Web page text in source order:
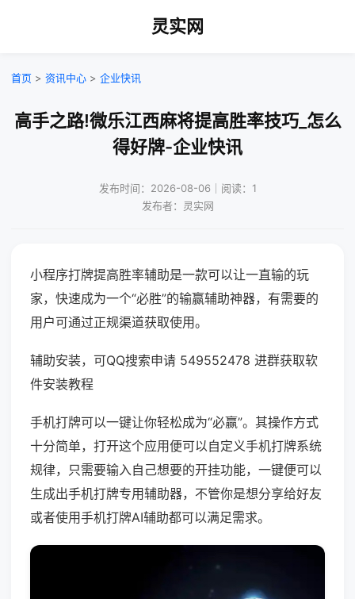
灵实网
首页 > 资讯中心 > 企业快讯
高手之路!微乐江西麻将提高胜率技巧_怎么
得好牌-企业快讯
发布时间：2026-08-06｜阅读：1
发布者：灵实网
小程序打牌提高胜率辅助是一款可以让一直输的玩
家，快速成为一个“必胜”的输赢辅助神器，有需要的
用户可通过正规渠道获取使用。
辅助安装，可QQ搜索申请 549552478 进群获取软
件安装教程
手机打牌可以一键让你轻松成为“必赢”。其操作方式
十分简单，打开这个应用便可以自定义手机打牌系统
规律，只需要输入自己想要的开挂功能，一键便可以
生成出手机打牌专用辅助器，不管你是想分享给好友
或者使用手机打牌AI辅助都可以满足需求。